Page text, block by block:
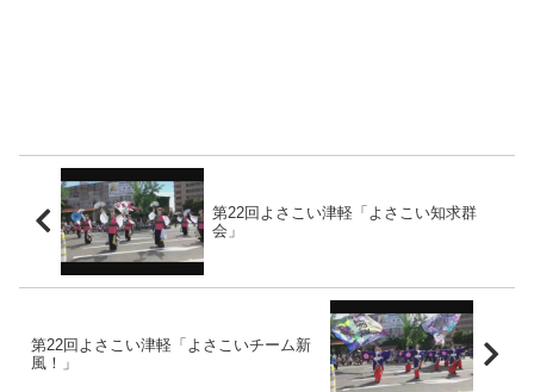
第22回よさこい津軽「よさこい知求群
会」
第22回よさこい津軽「よさこいチーム新
風！」